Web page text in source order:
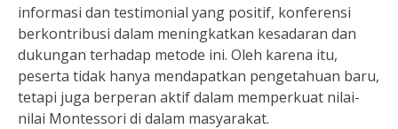
informasi dan testimonial yang positif, konferensi
berkontribusi dalam meningkatkan kesadaran dan
dukungan terhadap metode ini. Oleh karena itu,
peserta tidak hanya mendapatkan pengetahuan baru,
tetapi juga berperan aktif dalam memperkuat nilai-
nilai Montessori di dalam masyarakat.